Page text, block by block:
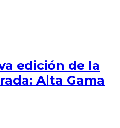
edición de la
Alta Gama